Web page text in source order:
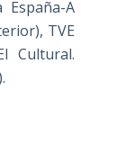
España-A
TVE
Cultural.